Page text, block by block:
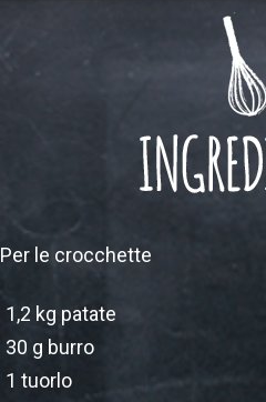
Per le crocchette
1,2 kg patate
30 g burro
1 tuorlo